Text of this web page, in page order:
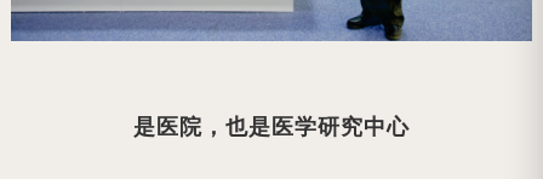
是医院，也是医学研究中心